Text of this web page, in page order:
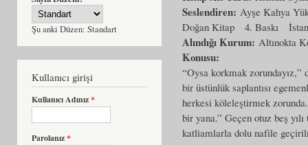
Şu anki Düzen: Standart
Kullanıcı girişi
Kullanıcı Adınız*
Parolanız*
Seslendiren: Ayşe Kahya
Doğan Kitap
4. Baskı
Alındığı Kurum: Altınokta
Konusu:
“Oysa korkmak zorundayız,”
bir üstünlük saplantısı
herkesi köleleştirmek
bir yana.” Geçen otuz beş
katliamlarla dolu nafile